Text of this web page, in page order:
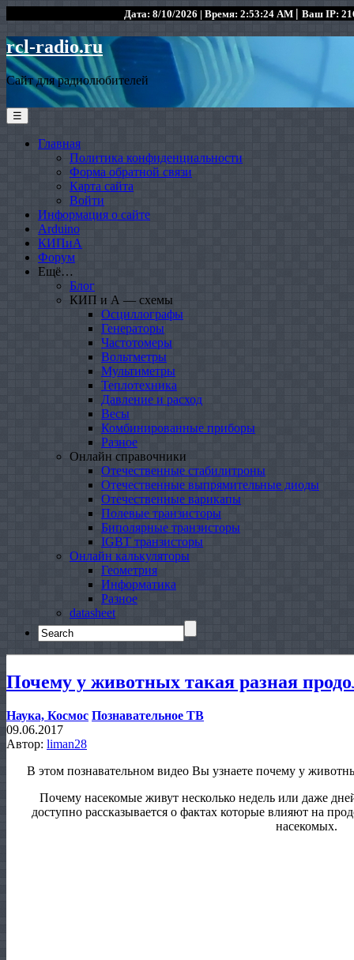
Дата: 8/10/2026 | Время: 2:53:24 AM | Ваш IP:
rcl-radio.ru
Сайт для радиолюбителей
☰
Главная
Политика конфиденциальности
Форма обратной связи
Карта сайта
Войти
Информация о сайте
Arduino
КИПиА
Форум
Ещё…
Блог
КИП и А — схемы
Осциллографы
Генераторы
Частотомеры
Вольтметры
Мультиметры
Теплотехника
Давление и расход
Весы
Комбинированные приборы
Разное
Онлайн справочники
Отечественные стабилитроны
Отечественные выпрямительные диоды
Отечественные варикапы
Полевые транзисторы
Биполярные транзисторы
IGBT транзисторы
Онлайн калькуляторы
Геометрия
Информатика
Разное
datasheet
Search
for:
Почему у животных такая разная
Наука, Космос Познавательное ТВ
09.06.2017
Автор: liman28
В этом познавательном видео Вы узнаете почему у
Почему насекомые живут несколько недель или даже
доступно рассказывается о фактах которые влияют на
насекомых.